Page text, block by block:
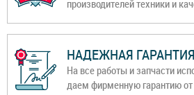
производителей техники и
НАДЕЖНАЯ ГАРАНТИЯ
На все работы и запчасти
даем фирменную гарантию